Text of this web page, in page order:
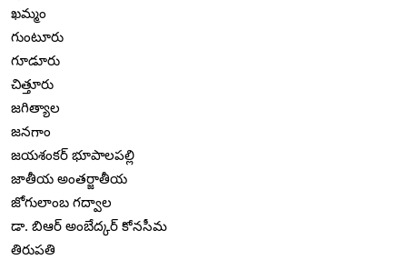
ఖమ్మం
గుంటూరు
గూడూరు
చిత్తూరు
జగిత్యాల
జనగాం
జయశంకర్ భూపాలపల్లి
జాతీయ అంతర్జాతీయ
జోగులాంబ గద్వాల
డా. బిఆర్ అంబేద్కర్ కోనసీమ
తిరుపతి